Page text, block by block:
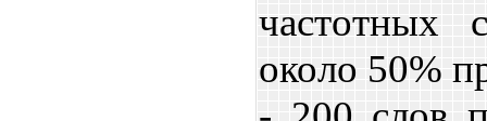
частотных
около 50%